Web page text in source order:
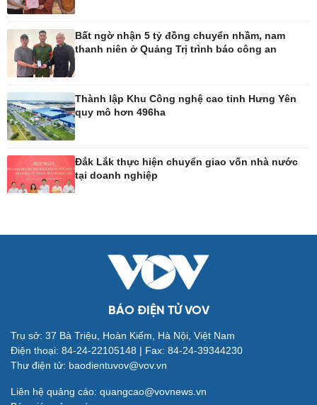
Ô tô
Tư vấn
Doanh nhân
Vì cộng đồng
Công nghệ
Tin Công nghệ
Trải nghiệm
Chuyển đổi số
Cây thuốc
Ăn sạch sống khỏe
Đời sống
Nhà đẹp
Tình yêu - Gia đình
Văn hóa
Sân khấu - Điện ảnh
Di sản
Bất ngờ nhận 5 tỷ đồng chuyển nhầm, nam
thanh niên ở Quảng Trị trình báo công an
Thành lập Khu Công nghệ cao tỉnh Hưng Yên
quy mô hơn 496ha
Đắk Lắk thực hiện chuyển giao vốn nhà nước
tại doanh nghiệp
BÁO ĐIỆN TỬ VOV
Trụ sở: 37 Bà Triệu, Hoàn Kiếm, Hà Nội, Việt Nam
Điện thoại: 84-24-22105148 | Fax: 84-24-39344230
Thư điện tử: baodientuvov@vov.vn
Liên hệ quảng cáo: quangcao@vovnews.vn